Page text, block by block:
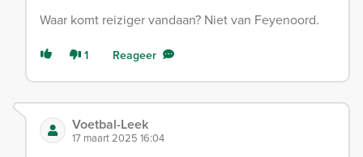
Waar komt reiziger vandaan? Niet van Feyenoord.
1 Reageer
Voetbal-Leek
17 maart 2025 16:04